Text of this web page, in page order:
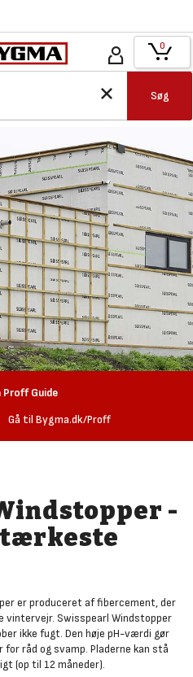
Søg
0
Proff Guide
Gå til Bygma.dk/Proff
-
er produceret af fibercement, der
vintervejr. Swisspearl Windstopper
ikke fugt. Den høje pH-værdi gør
råd og svamp. Pladerne kan stå
(op til 12 måneder).